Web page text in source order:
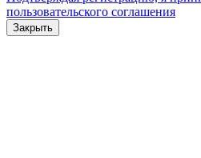
пользовательского соглашения
Закрыть